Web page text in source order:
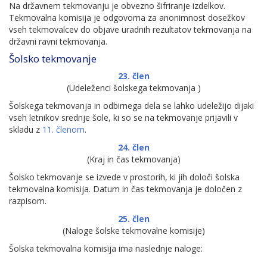
Na državnem tekmovanju je obvezno šifriranje izdelkov.
Tekmovalna komisija je odgovorna za anonimnost dosežkov
vseh tekmovalcev do objave uradnih rezultatov tekmovanja na
državni ravni tekmovanja.
Šolsko tekmovanje
23. člen
(Udeleženci šolskega tekmovanja )
Šolskega tekmovanja in odbirnega dela se lahko udeležijo dijaki
vseh letnikov srednje šole, ki so se na tekmovanje prijavili v
skladu z 11. členom.
24. člen
(Kraj in čas tekmovanja)
Šolsko tekmovanje se izvede v prostorih, ki jih določi šolska
tekmovalna komisija. Datum in čas tekmovanja je določen z
razpisom.
25. člen
(Naloge šolske tekmovalne komisije)
Šolska tekmovalna komisija ima naslednje naloge: